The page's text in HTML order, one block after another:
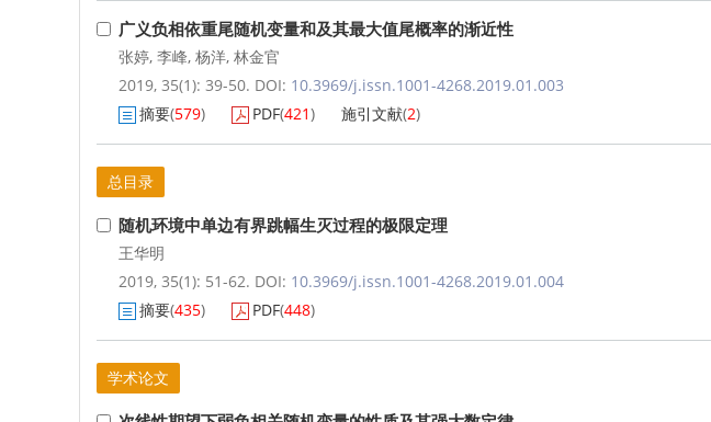
广义负相依重尾随机变量和及其最大值尾概率的渐近性
张婷, 李峰, 杨洋, 林金官
2019, 35(1): 39-50. DOI: 10.3969/j.issn.1001-4268.2019.01.003
摘要(579) PDF(421) 施引文献(2)
总目录
随机环境中单边有界跳幅生灭过程的极限定理
王华明
2019, 35(1): 51-62. DOI: 10.3969/j.issn.1001-4268.2019.01.004
摘要(435) PDF(448)
学术论文